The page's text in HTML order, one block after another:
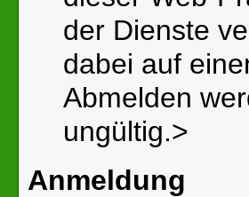
der Dienste
dabei auf
Abmelden
ungültig.>
Anmeldung